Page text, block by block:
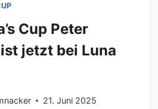
Cup Peter
jetzt bei Luna
21. Juni 2025